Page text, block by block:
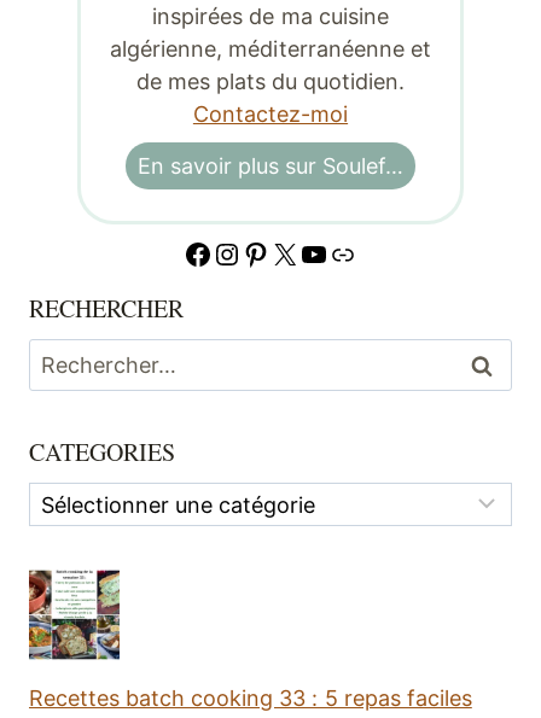
inspirées de ma cuisine
algérienne, méditerranéenne et
de mes plats du quotidien.
Contactez-moi
En savoir plus sur Soulef…
Facebook
Instagram
Pinterest
X YouTube
Lien
RECHERCHER
Rechercher :
CATEGORIES
Categories
Recettes batch cooking 33 : 5 repas faciles